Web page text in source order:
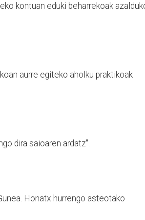
kontuan eduki beharrekoak
aurre egiteko aholku praktikoak
dira saioaren ardatz".
Honatx hurrengo asteotako